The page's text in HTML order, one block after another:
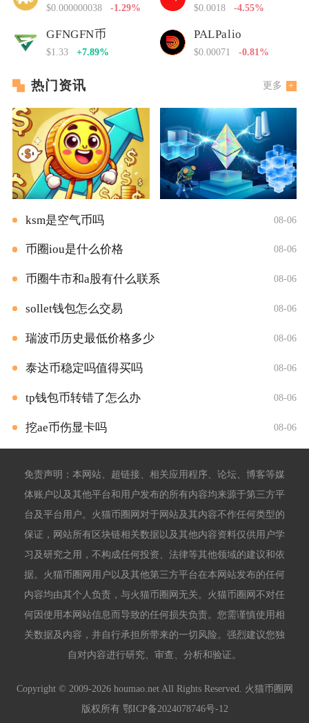
$0.000000038 -1.29% $0.0018 -4.55%
GFNGFN币
$1.33 +7.89%
PALPalio
$0.00071 -0.81%
热门资讯 更多
ksm是空气币吗 08-06
币圈iou是什么价格 08-06
币圈牛市和a股有什么联系 08-06
sollet钱包怎么交易 08-06
瑞波币历史最低价格多少 08-06
泰达币稳定吗值得买吗 08-06
tp钱包币转错了怎么办 08-06
挖ae币伤显卡吗 08-06
免责声明：本网站、超链接、相关应用程序、论坛、博客等媒
体账户以及其他平台和用户发布的所有内容均来源于第三方平
台及平台用户。火猫币圈网对于网站及其内容不作任何类型的
保证，网站所有区块链相关数据以及其他内容资料仅供用户学
习及研究之用，不构成任何投资、法律等其他领域的建议和依
据。火猫币圈网用户以及其他第三方平台在本网站发布的任何
内容均由其个人负责，与火猫币圈网无关。火猫币圈网不对任
何因使用本网站信息而导致的任何损失负责。您需谨慎使用相
关数据及内容，并自行承担所带来的一切风险。强烈建议您独
自对内容进行研究、审查、分析和验证。
Copyright © 2009-2026 houmao.net All Rights Reserved. 火猫币圈网
版权所有 鄂ICP备2024078746号-12